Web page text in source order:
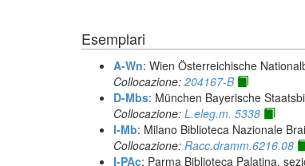
Esemplari
A-Wn: Wien Österreichische
Collocazione: 204167-B
D-Mbs: München Bayerische
Collocazione: L.eleg.m. 5338
I-Mb: Milano Biblioteca Nazionale
Collocazione: Racc.dramm.6216.08
I-PAc: Parma Biblioteca Palatina,